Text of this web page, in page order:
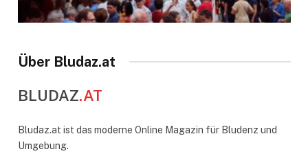
Über Bludaz.at
BLUDAZ.AT
Bludaz.at ist das moderne Online Magazin für Bludenz und
Umgebung.